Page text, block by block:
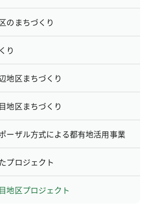
のまちづくり
り
地区まちづくり
地区まちづくり
ーザル方式による都有地活用事業
プロジェクト
地区プロジェクト